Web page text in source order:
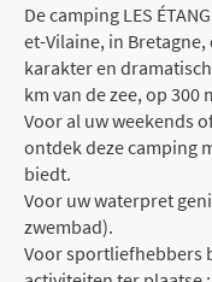
De camping LES
et-Vilaine, in
karakter en
km van de zee, op 300
Voor al uw weekends
ontdek deze camping
biedt.
Voor uw waterpret
zwembad).
Voor sportliefhebbers